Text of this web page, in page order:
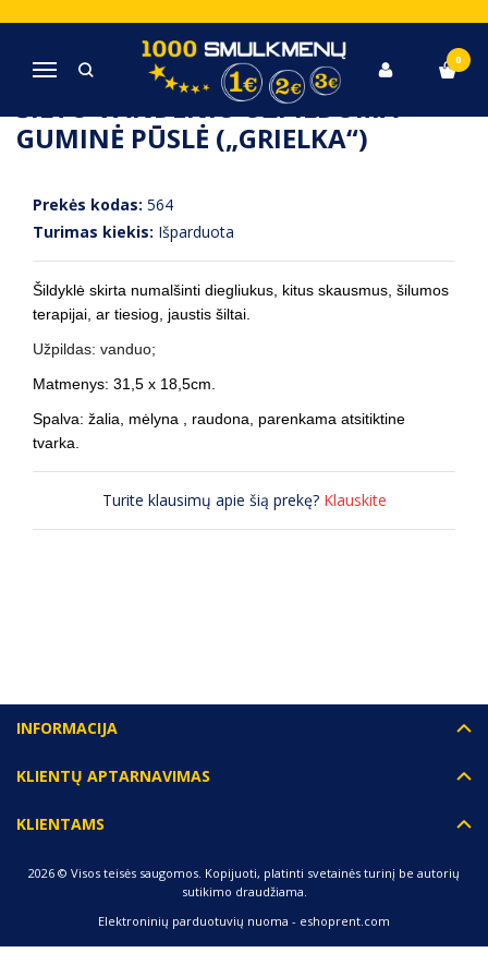
Navigacija
0
Pagrindinis
Grožis , Sveikata
Šiltu vandeniu užpildoma guminė pūslė („grielka“)
ŠILTU VANDENIU UŽPILDOMA
GUMINĖ PŪSLĖ („GRIELKA“)
Prekės kodas: 564
Turimas kiekis: Išparduota
Šildyklė skirta numalšinti diegliukus, kitus skausmus, šilumos
terapijai, ar tiesiog, jaustis šiltai.
Užpildas: vanduo;
Matmenys: 31,5 x 18,5cm.
Spalva: žalia, mėlyna , raudona, parenkama atsitiktine
tvarka.
Turite klausimų apie šią prekę? Klauskite
INFORMACIJA
KLIENTŲ APTARNAVIMAS
KLIENTAMS
2026 © Visos teisės saugomos. Kopijuoti, platinti svetainės turinį be autorių
sutikimo draudžiama.
Elektroninių parduotuvių nuoma - eshoprent.com